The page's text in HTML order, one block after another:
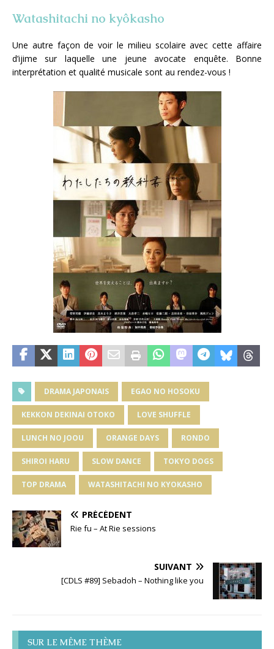
Watashitachi no kyôkasho
Une autre façon de voir le milieu scolaire avec cette affaire
d’ijime sur laquelle une jeune avocate enquête. Bonne
interprétation et qualité musicale sont au rendez-vous !
DRAMA JAPONAIS EGAO NO HOSOKU
KEKKON DEKINAI OTOKO LOVE SHUFFLE
LUNCH NO JOOU ORANGE DAYS RONDO
SHIROI HARU SLOW DANCE TOKYO DOGS
TOP DRAMA WATASHITACHI NO KYOKASHO
PRÉCÉDENT
Rie fu – At Rie sessions
SUIVANT
[CDLS #89] Sebadoh – Nothing like you
SUR LE MÊME THÈME